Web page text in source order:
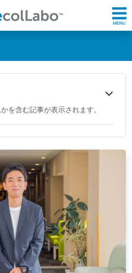
を含む記事が表示されます。